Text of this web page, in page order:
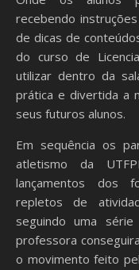
recebendo
de dicas de
do curso de
utilizar dentro da
prática e divertida a
seus futuros alunos.
Em sequência os
atletismo da
lançamentos dos
repletos de
seguindo uma
professora
o movimento feito